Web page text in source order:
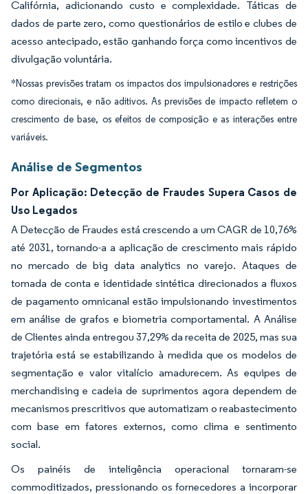
Califórnia, adicionando custo e complexidade. Táticas de
dados de parte zero, como questionários de estilo e clubes de
acesso antecipado, estão ganhando força como incentivos de
divulgação voluntária.
*Nossas previsões tratam os impactos dos impulsionadores e restrições
como direcionais, e não aditivos. As previsões de impacto refletem o
crescimento de base, os efeitos de composição e as interações entre
variáveis.
Análise de Segmentos
Por Aplicação: Detecção de Fraudes Supera Casos de
Uso Legados
A Detecção de Fraudes está crescendo a um CAGR de 10,76%
até 2031, tornando-a a aplicação de crescimento mais rápido
no mercado de big data analytics no varejo. Ataques de
tomada de conta e identidade sintética direcionados a fluxos
de pagamento omnicanal estão impulsionando investimentos
em análise de grafos e biometria comportamental. A Análise
de Clientes ainda entregou 37,29% da receita de 2025, mas sua
trajetória está se estabilizando à medida que os modelos de
segmentação e valor vitalício amadurecem. As equipes de
merchandising e cadeia de suprimentos agora dependem de
mecanismos prescritivos que automatizam o reabastecimento
com base em fatores externos, como clima e sentimento
social.
Os painéis de inteligência operacional tornaram-se
commoditizados, pressionando os fornecedores a incorporar